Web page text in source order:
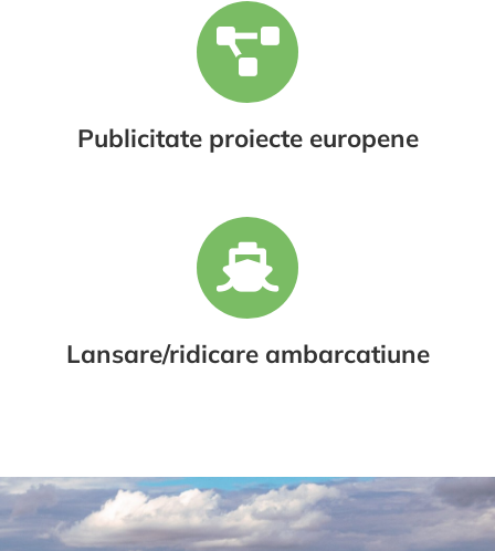
Publicitate proiecte europene
Lansare/ridicare ambarcatiune